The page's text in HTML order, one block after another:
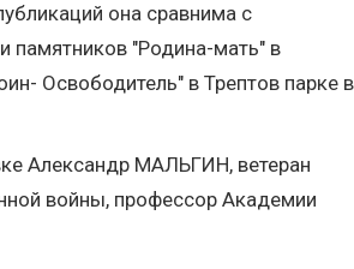
она сравнима с
памятников "Родина-мать" в
Освободитель" в Трептов парке в
Александр МАЛЬГИН, ветеран
войны, профессор Академии